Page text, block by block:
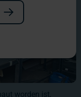
worden ist,